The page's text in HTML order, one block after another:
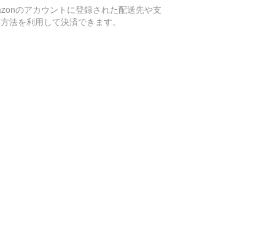
のアカウントに登録された配送先や支
法を利用して決済できます。